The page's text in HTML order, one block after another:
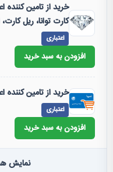
خرید از تامین کننده
کارت توانا، ریل
اعتباری
افزودن به سبد خرید
خرید از تامین کننده
اعتباری
افزودن به سبد خرید
نمایش